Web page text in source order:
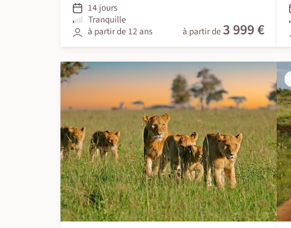
14 jours
Tranquille
à partir de 12 ans
à partir de 3 999 €